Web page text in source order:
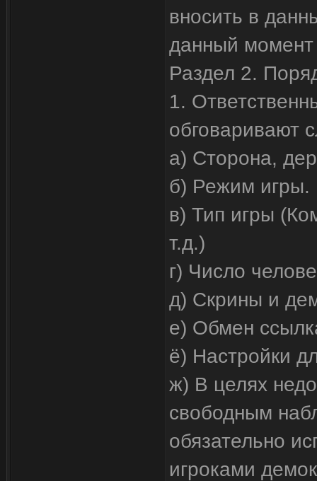
вносить в
данный
Раздел 2.
1.
обговаривают
а) Сторона,
б) Режим игры.
в) Тип игры
т.д.)
г) Число
д) Скрины и
е) Обмен
ё) Настройки
ж) В целях
свободным
обязательно
игроками